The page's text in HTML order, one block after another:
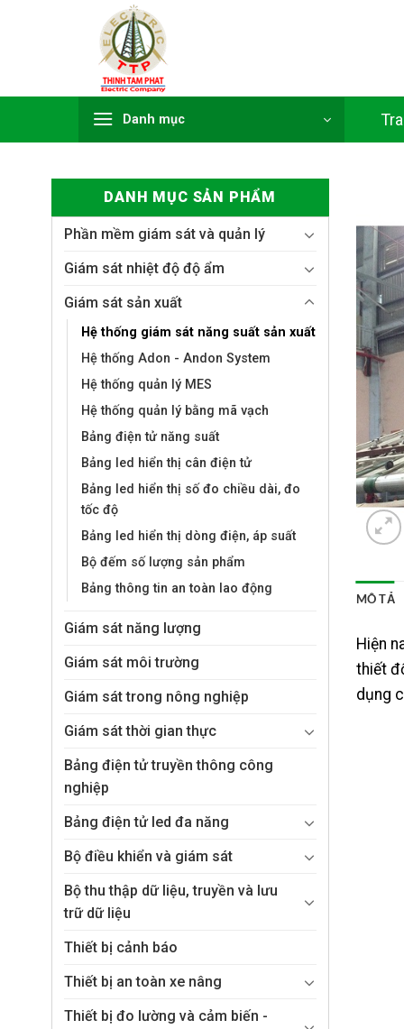
Danh mục
MÔ TẢ
Hiện
thiết
dụng
DANH MỤC SẢN PHẨM
Phần mềm giám sát và quản lý
Giám sát nhiệt độ độ ẩm
Giám sát sản xuất
Hệ thống giám sát năng suất sản xuất
Hệ thống Adon - Andon System
Hệ thống quản lý MES
Hệ thống quản lý bằng mã vạch
Bảng điện tử năng suất
Bảng led hiển thị cân điện tử
Bảng led hiển thị số đo chiều dài, đo
tốc độ
Bảng led hiển thị dòng điện, áp suất
Bộ đếm số lượng sản phẩm
Bảng thông tin an toàn lao động
Giám sát năng lượng
Giám sát môi trường
Giám sát trong nông nghiệp
Giám sát thời gian thực
Bảng điện tử truyền thông công
nghiệp
Bảng điện tử led đa năng
Bộ điều khiển và giám sát
Bộ thu thập dữ liệu, truyền và lưu
trữ dữ liệu
Thiết bị cảnh báo
Thiết bị an toàn xe nâng
Thiết bị đo lường và cảm biến -